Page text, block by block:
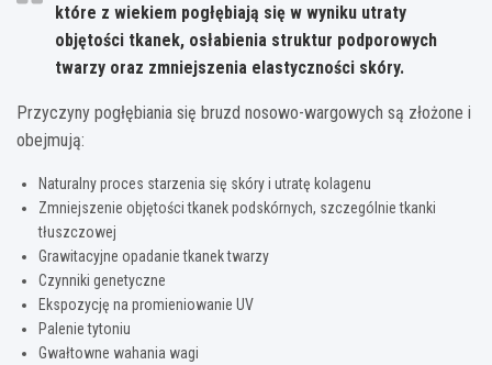
które z wiekiem pogłębiają się w wyniku utraty
objętości tkanek, osłabienia struktur podporowych
twarzy oraz zmniejszenia elastyczności skóry.
Przyczyny pogłębiania się bruzd nosowo-wargowych są złożone i
obejmują:
Naturalny proces starzenia się skóry i utratę kolagenu
Zmniejszenie objętości tkanek podskórnych, szczególnie tkanki
tłuszczowej
Grawitacyjne opadanie tkanek twarzy
Czynniki genetyczne
Ekspozycję na promieniowanie UV
Palenie tytoniu
Gwałtowne wahania wagi